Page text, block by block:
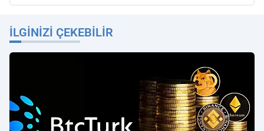
İLGINIZI ÇEKEBILIR